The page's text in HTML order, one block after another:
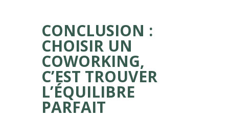
CONCLUSION :
CHOISIR UN
COWORKING,
C’EST TROUVER
L’ÉQUILIBRE
PARFAIT